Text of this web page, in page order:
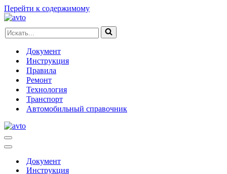
Перейти к содержимому
Искать...
Документ
Инструкция
Правила
Ремонт
Технология
Транспорт
Автомобильный справочник
Меню
навигации
Меню
навигацииДокумент
Инструкция